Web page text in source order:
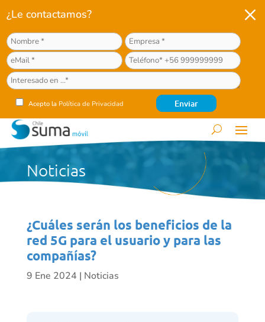
¿Le contactamos?
Acepto la Política de Privacidad
M
Noticias
¿Cuáles serán los beneficios de la
red 5G para el usuario y para las
compañías?
9 Ene 2024 | Noticias